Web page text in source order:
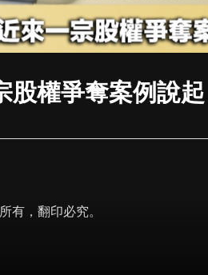
股權爭奪案例說起
，翻印必究。